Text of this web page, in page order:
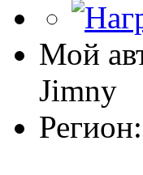
Мой
Jimny